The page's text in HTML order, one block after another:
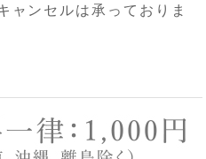
ャンセルは承っておりま